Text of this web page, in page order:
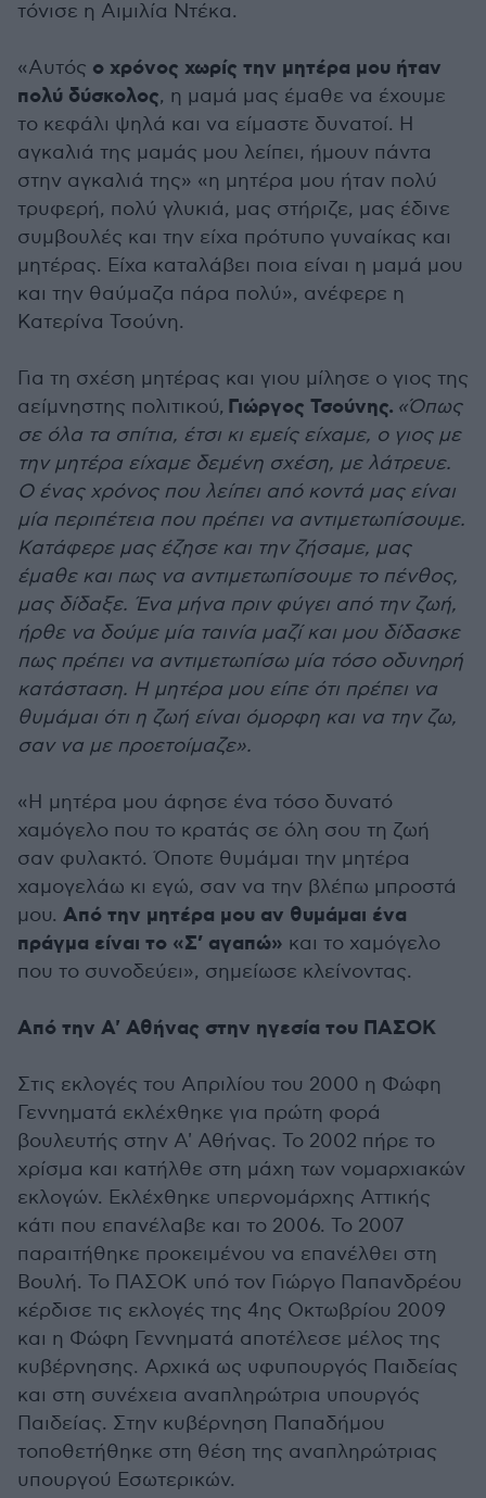
τόνισε η Αιμιλία Ντέκα.
«Αυτός ο χρόνος χωρίς την μητέρα μου ήταν
πολύ δύσκολος, η μαμά μας έμαθε να έχουμε
το κεφάλι ψηλά και να είμαστε δυνατοί. Η
αγκαλιά της μαμάς μου λείπει, ήμουν πάντα
στην αγκαλιά της» «η μητέρα μου ήταν πολύ
τρυφερή, πολύ γλυκιά, μας στήριζε, μας έδινε
συμβουλές και την είχα πρότυπο γυναίκας και
μητέρας. Είχα καταλάβει ποια είναι η μαμά μου
και την θαύμαζα πάρα πολύ», ανέφερε η
Κατερίνα Τσούνη.
Για τη σχέση μητέρας και γιου μίλησε ο γιος της
αείμνηστης πολιτικού, Γιώργος Τσούνης. «Όπως
σε όλα τα σπίτια, έτσι κι εμείς είχαμε, ο γιος με
την μητέρα είχαμε δεμένη σχέση, με λάτρευε.
Ο ένας χρόνος που λείπει από κοντά μας είναι
μία περιπέτεια που πρέπει να αντιμετωπίσουμε.
Κατάφερε μας έζησε και την ζήσαμε, μας
έμαθε και πως να αντιμετωπίσουμε το πένθος,
μας δίδαξε. Ένα μήνα πριν φύγει από την ζωή,
ήρθε να δούμε μία ταινία μαζί και μου δίδασκε
πως πρέπει να αντιμετωπίσω μία τόσο οδυνηρή
κατάσταση. Η μητέρα μου είπε ότι πρέπει να
θυμάμαι ότι η ζωή είναι όμορφη και να την ζω,
σαν να με προετοίμαζε».
«Η μητέρα μου άφησε ένα τόσο δυνατό
χαμόγελο που το κρατάς σε όλη σου τη ζωή
σαν φυλακτό. Όποτε θυμάμαι την μητέρα
χαμογελάω κι εγώ, σαν να την βλέπω μπροστά
μου. Από την μητέρα μου αν θυμάμαι ένα
πράγμα είναι το «Σ’ αγαπώ» και το χαμόγελο
που το συνοδεύει», σημείωσε κλείνοντας.
Από την Α' Αθήνας στην ηγεσία του ΠΑΣΟΚ
Στις εκλογές του Απριλίου του 2000 η Φώφη
Γεννηματά εκλέχθηκε για πρώτη φορά
βουλευτής στην Α' Αθήνας. Το 2002 πήρε το
χρίσμα και κατήλθε στη μάχη των νομαρχιακών
εκλογών. Εκλέχθηκε υπερνομάρχης Αττικής
κάτι που επανέλαβε και το 2006. Το 2007
παραιτήθηκε προκειμένου να επανέλθει στη
Βουλή. Το ΠΑΣΟΚ υπό τον Γιώργο Παπανδρέου
κέρδισε τις εκλογές της 4ης Οκτωβρίου 2009
και η Φώφη Γεννηματά αποτέλεσε μέλος της
κυβέρνησης. Αρχικά ως υφυπουργός Παιδείας
και στη συνέχεια αναπληρώτρια υπουργός
Παιδείας. Στην κυβέρνηση Παπαδήμου
τοποθετήθηκε στη θέση της αναπληρώτριας
υπουργού Εσωτερικών.